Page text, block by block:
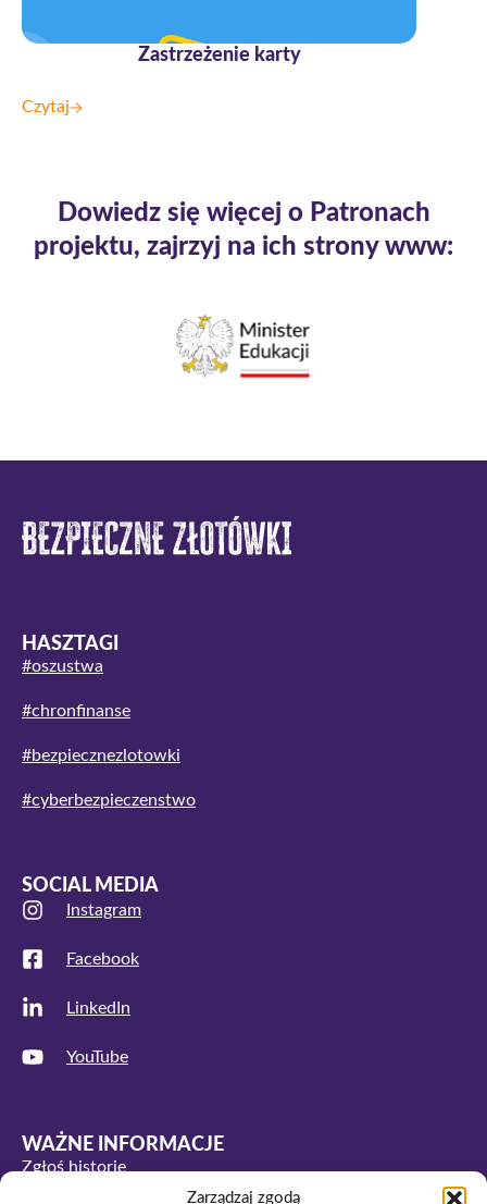
Zarządzaj zgodą
Zastrzeżenie karty
Czytaj
Dowiedz się więcej o Patronach
projektu, zajrzyj na ich strony www:
HASZTAGI
#oszustwa
#chronfinanse
#bezpiecznezlotowki
#cyberbezpieczenstwo
SOCIAL MEDIA
Instagram
Facebook
LinkedIn
YouTube
WAŻNE INFORMACJE
Zgłoś historię